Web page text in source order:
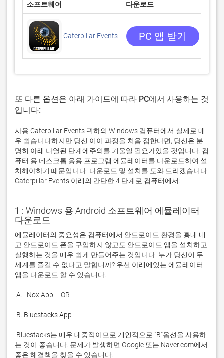
소프트웨어 다운로드
Caterpillar Events PC 앱 받기
또 다른 옵션은 아래 가이드에 따라 PC에서 사용하는 것
입니다:
사용 Caterpillar Events 귀하의 Windows 컴퓨터에서 실제로 매
우 쉽습니다하지만 당신 이이 과정을 처음 접한다면, 당신은 분
명히 아래 나열된 단계에주의를 기울일 필요가있을 것입니다. 컴
퓨터 용 데스크톱 응용 프로그램 에뮬레이터를 다운로드하여 설
치해야하기 때문입니다. 다운로드 및 설치를 도와 드리겠습니다
Caterpillar Events 아래의 간단한 4 단계로 컴퓨터에서:
1 : Windows 용 Android 소프트웨어 에뮬레이터
다운로드
에뮬레이터의 중요성은 컴퓨터에서 안드로이드 환경을 흉내 내
고 안드로이드 폰을 구입하지 않고도 안드로이드 앱을 설치하고
실행하는 것을 매우 쉽게 만들어주는 것입니다. 누가 당신이 두
세계를 즐길 수 없다고 말합니까? 우선 아래에있는 에뮬레이터
A. Nox App
B. Bluestacks App
는 것이 좋습니다. 문제가 발생하면 Google 또는 Naver.com에서
좋은 해결책을 찾을 수 있습니다.